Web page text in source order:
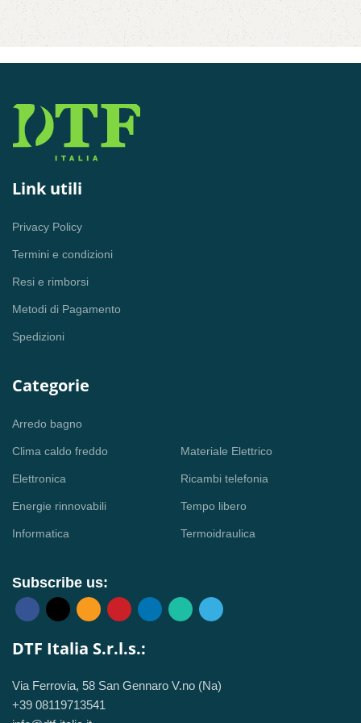
Link utili
Privacy Policy
Termini e condizioni
Resi e rimborsi
Metodi di Pagamento
Spedizioni
Categorie
Arredo bagno
Clima caldo freddo
Elettronica
Energie rinnovabili
Informatica
Materiale Elettrico
Ricambi telefonia
Tempo libero
Termoidraulica
Subscribe us:
DTF Italia S.r.l.s.:
Via Ferrovia, 58 San Gennaro V.no (Na)
+39 08119713541